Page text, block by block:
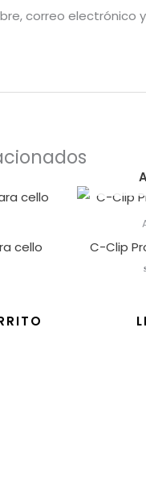
correo electrónico
cello C-Clip